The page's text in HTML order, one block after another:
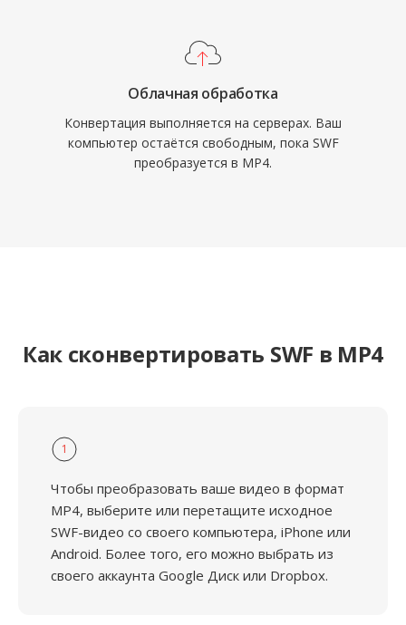
Облачная обработка
Конвертация выполняется на серверах. Ваш
компьютер остаётся свободным, пока SWF
преобразуется в MP4.
Как сконвертировать SWF в MP4
1
Чтобы преобразовать ваше видео в формат
MP4, выберите или перетащите исходное
SWF-видео со своего компьютера, iPhone или
Android. Более того, его можно выбрать из
своего аккаунта Google Диск или Dropbox.